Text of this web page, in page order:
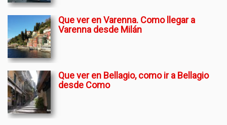
Que ver en Varenna. Como llegar a
Varenna desde Milán
Que ver en Bellagio, como ir a Bellagio
desde Como